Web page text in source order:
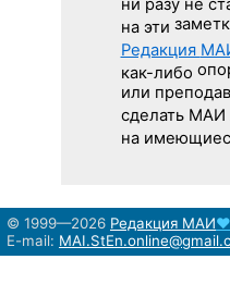
ни разу не
на эти
Редакция
как-либо
или
сделать МАИ
на
© 1999—2026 Редакция МАИ♥
E-mail: